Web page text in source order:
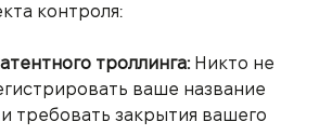
контроля:
троллинга:Никто не
ваше название
требовать закрытия вашего